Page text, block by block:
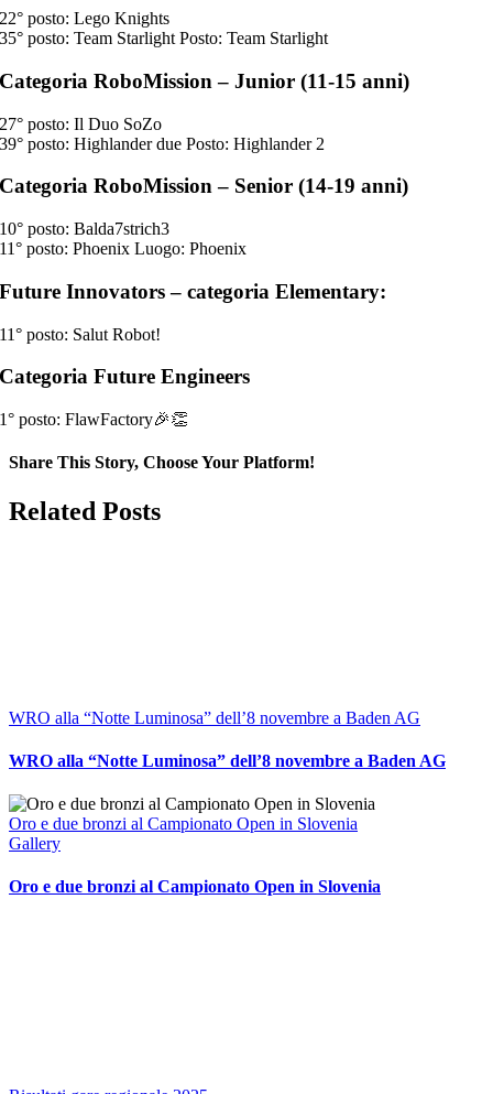
22° posto: Lego Knights
35° posto: Team Starlight Posto: Team Starlight
CategoriaRoboMission – Junior (11-15 anni)
27° posto: Il Duo SoZo
39° posto: Highlander due Posto: Highlander 2
CategoriaRoboMission– Senior (14-19 anni)
10° posto: Balda7strich3
11° posto: Phoenix Luogo: Phoenix
Future Innovators– categoria Elementary:
11° posto: Salut Robot!
CategoriaFuture Engineers
1° posto: FlawFactory🎉👏
Share This Story, Choose Your Platform!
Facebook
Related Posts
WRO alla “Notte Luminosa” dell’8 novembre a Baden AG
WRO alla “Notte Luminosa” dell’8 novembre a Baden AG
Oro e due bronzi al Campionato Open in Slovenia
Gallery
Oro e due bronzi al Campionato Open in Slovenia